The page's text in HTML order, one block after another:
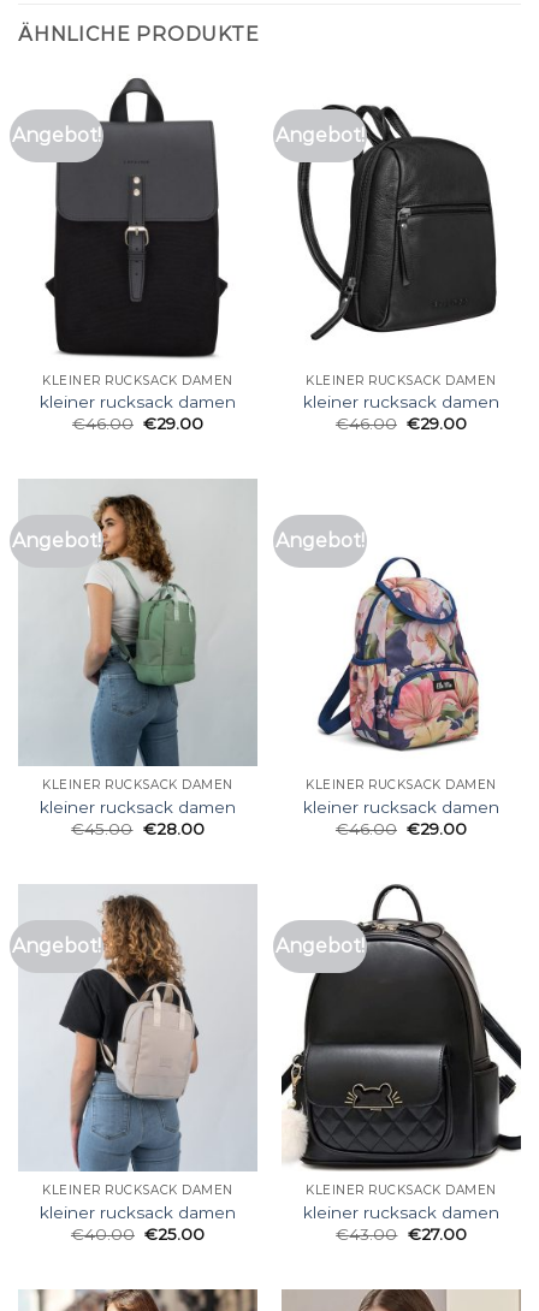
ÄHNLICHE PRODUKTE
Angebot!
KLEINER RUCKSACK DAMEN
kleiner rucksack damen
€46.00 €29.00
Angebot!
KLEINER RUCKSACK DAMEN
kleiner rucksack damen
€46.00 €29.00
Angebot!
KLEINER RUCKSACK DAMEN
kleiner rucksack damen
€45.00 €28.00
Angebot!
KLEINER RUCKSACK DAMEN
kleiner rucksack damen
€46.00 €29.00
Angebot!
KLEINER RUCKSACK DAMEN
kleiner rucksack damen
€40.00 €25.00
Angebot!
KLEINER RUCKSACK DAMEN
kleiner rucksack damen
€43.00 €27.00